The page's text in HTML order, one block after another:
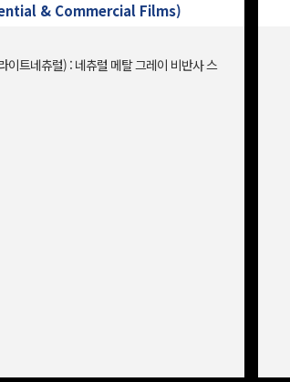
& Commercial Films)
트네츄럴) : 네츄럴 메탈 그레이 비반사 스